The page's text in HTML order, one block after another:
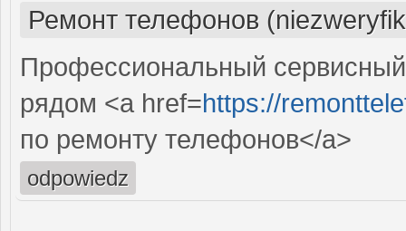
Ремонт телефонов
Профессиональный
рядом <a href=https://
по ремонту телефонов</a>
odpowiedz